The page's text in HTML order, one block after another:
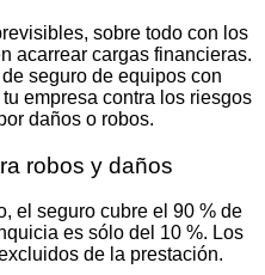
sobre todo con los
acarrear cargas financieras.
seguro de equipos con
empresa contra los riesgos
daños o robos.
robos y daños
el seguro cubre el 90 % de
es sólo del 10 %. Los
de la prestación.